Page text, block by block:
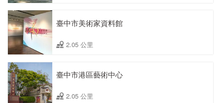
臺中市美術家資料館
2.05 公里
臺中市港區藝術中心
2.05 公里